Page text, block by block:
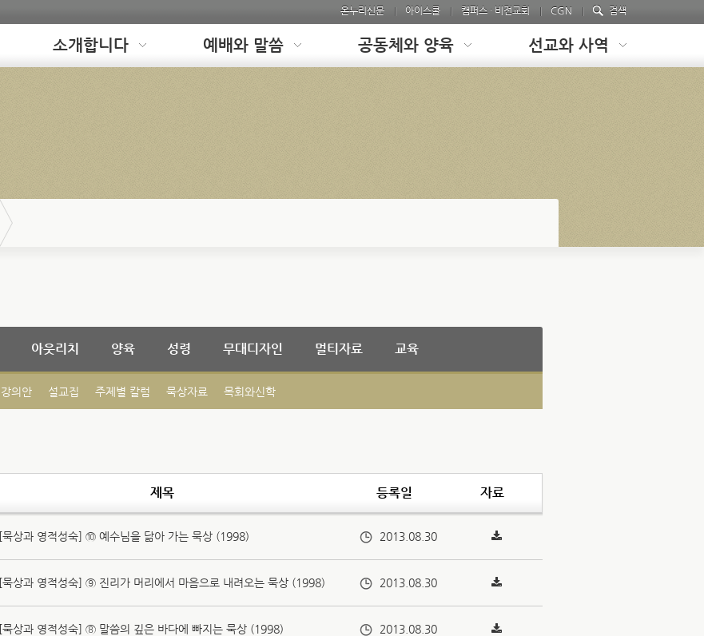
온누리신문 아이스쿨 캠퍼스 · 비전교회 CGN 검색
소개합니다 예배와 말씀 공동체와 양육 선교와 사역
아웃리치 양육 성령 무대디자인 멀티자료 교육
강의안 설교집 주제별 칼럼 묵상자료 목회와신학
제목 등록일 자료
[묵상과 영적성숙] ⑩ 예수님을 닮아 가는 묵상 (1998) 2013.08.30
[묵상과 영적성숙] ⑨ 진리가 머리에서 마음으로 내려오는 묵상 (1998) 2013.08.30
[묵상과 영적성숙] ⑧ 말씀의 깊은 바다에 빠지는 묵상 (1998) 2013.08.30